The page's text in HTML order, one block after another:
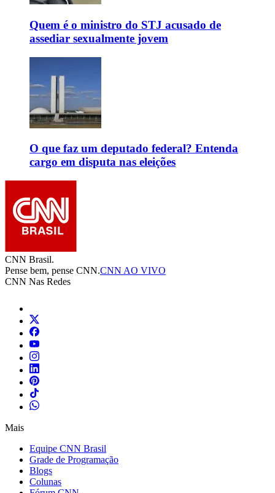
Quem é o ministro do STJ acusado de
assediar sexualmente jovem
O que faz um deputado federal? Entenda
cargo em disputa nas eleições
CNN Brasil.
Pense bem, pense CNN.CNN AO VIVO
CNN Nas Redes
Mais
Equipe CNN Brasil
Grade de Programação
Blogs
Colunas